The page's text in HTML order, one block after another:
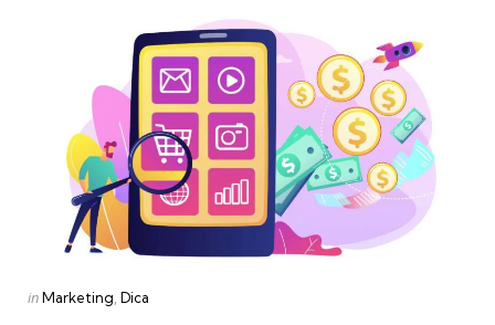
Categories
Posted
inMarketing Dica